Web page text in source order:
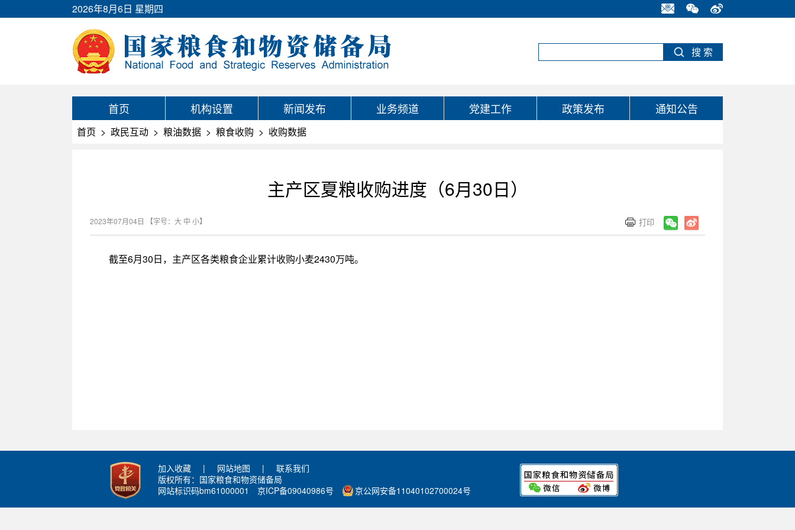
2026年8月6日 星期四
首页 机构设置 新闻发布 业务频道 党建工作 政策发布 通知公告
首页 > 政民互动 > 粮油数据 > 粮食收购 > 收购数据
主产区夏粮收购进度（6月30日）
2023年07月04日 【字号： 大 中 小】
截至6月30日，主产区各类粮食企业累计收购小麦2430万吨。
加入收藏 | 网站地图 |
联系我们
版权所有：国家粮食和物资储备局
网站标识码bm61000001
京ICP备09040986号 京公网安备11040102700024号